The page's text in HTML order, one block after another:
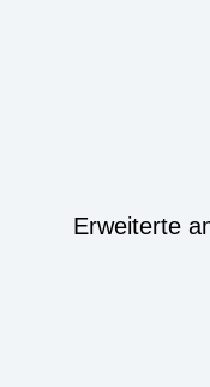
Erweiterte